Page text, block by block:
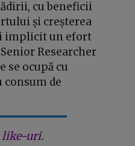
cu beneficii
și creșterea
implicit un efort
Researcher
se ocupă cu
de
like-uri.